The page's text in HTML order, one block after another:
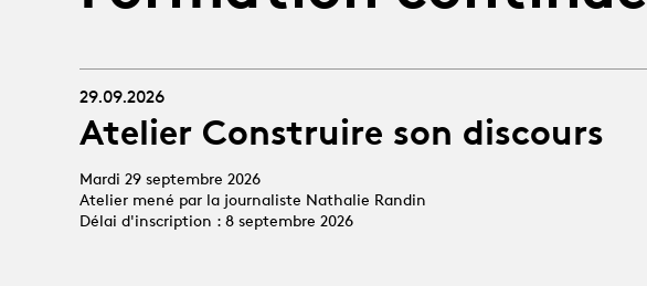
29.09.2026
Atelier Construire son discours
Mardi 29 septembre 2026
Atelier mené par la journaliste Nathalie Randin
Délai d'inscription : 8 septembre 2026